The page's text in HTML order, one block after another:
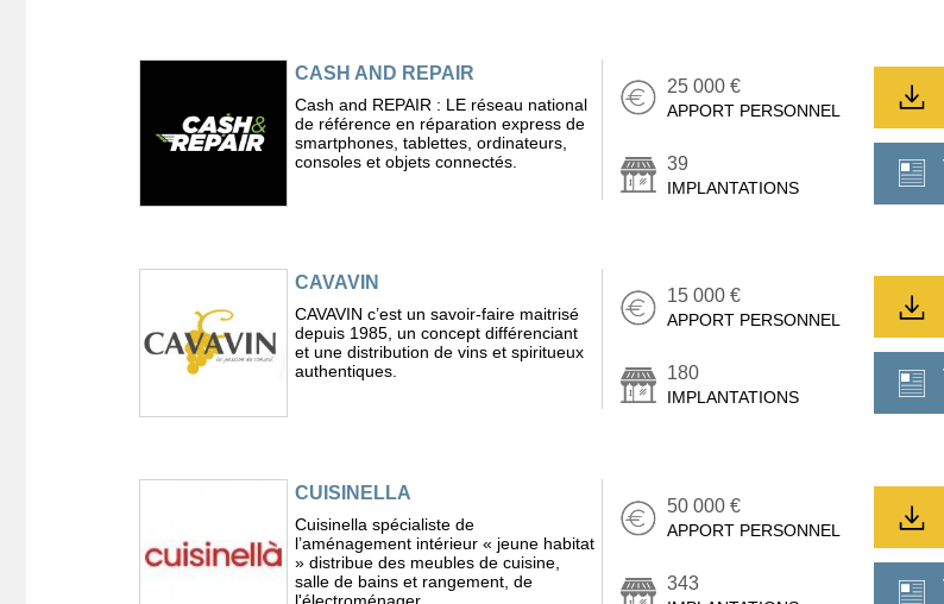
CASH AND REPAIR
Cash and REPAIR : LE réseau national
de référence en réparation express de
smartphones, tablettes, ordinateurs,
consoles et objets connectés.
25 000 €
APPORT PERSONNEL
39
IMPLANTATIONS
CAVAVIN
CAVAVIN c’est un savoir-faire maitrisé
depuis 1985, un concept différenciant
et une distribution de vins et spiritueux
authentiques.
15 000 €
APPORT PERSONNEL
180
IMPLANTATIONS
CUISINELLA
Cuisinella spécialiste de
l’aménagement intérieur « jeune habitat
» distribue des meubles de cuisine,
salle de bains et rangement, de
50 000 €
APPORT PERSONNEL
343